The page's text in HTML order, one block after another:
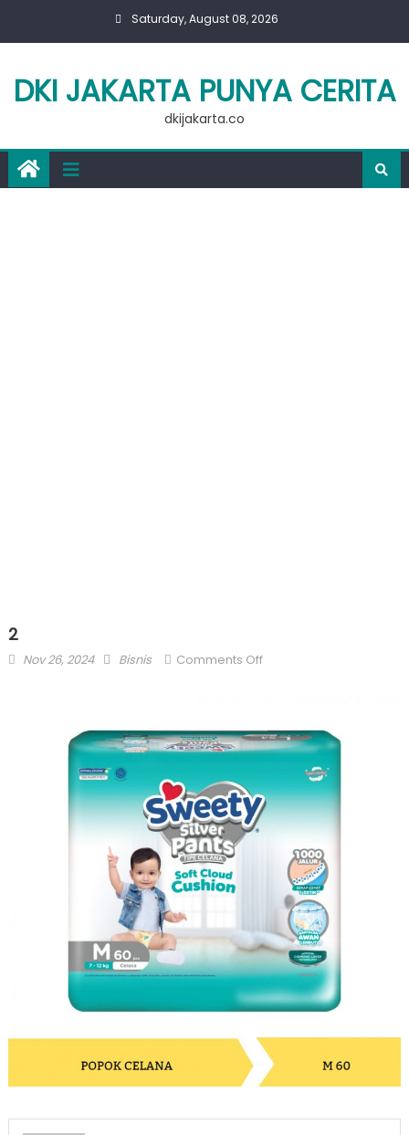
Saturday, August 08, 2026
DKI JAKARTA PUNYA CERITA
dkijakarta.co
2
Posted
Nov 26, 2024 Author
Bisnis Comments Offon